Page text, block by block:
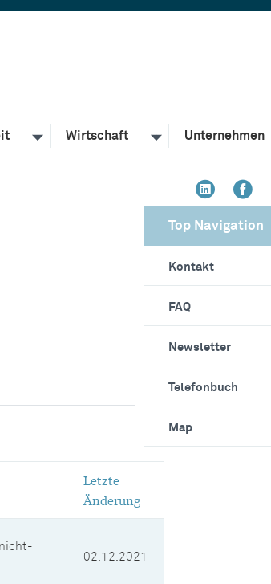
Wirtschaft Unternehmen
Letzte
Änderung
02.12.2021
Top Navigation
Kontakt
FAQ
Newsletter
Telefonbuch
Map